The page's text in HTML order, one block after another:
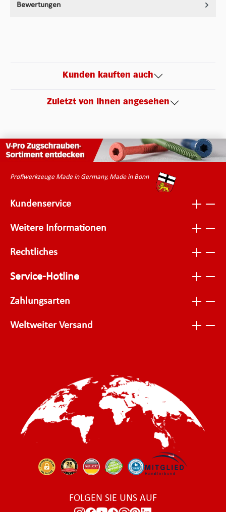
Bewertungen
Kunden kauften auch
Zuletzt von Ihnen angesehen
Profiwerkzeuge Made in Germany, Made in Bonn
Kundenservice
Weitere Informationen
Rechtliches
Service-Hotline
Zahlungsarten
Weltweiter Versand
FOLGEN SIE UNS AUF